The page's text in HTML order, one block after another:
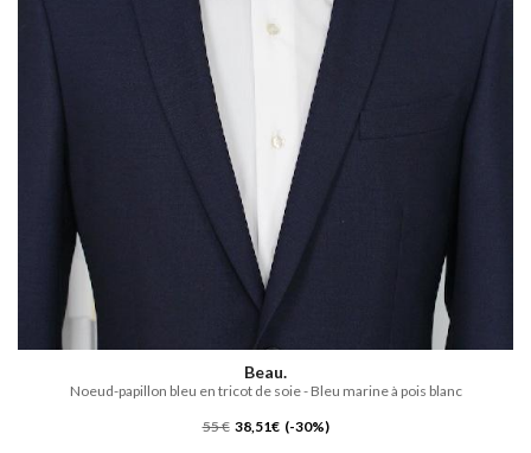
Beau.
Noeud-papillon bleu en tricot de soie - Bleu marine à pois blanc
55 € 38,51€ (-30%)